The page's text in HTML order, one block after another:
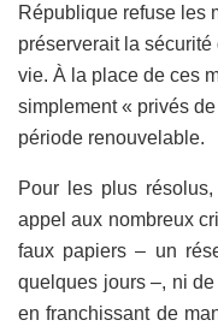
République refuse les
préserverait la
vie. À la place de ces
simplement « privés
période renouvelable.
Pour les plus
appel aux nombreux
faux papiers – un
quelques jours –, ni
en franchissant de